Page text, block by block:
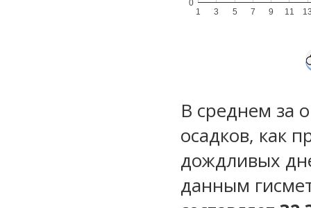
1 3 5 7 9 11
0
В среднем за
осадков, как
дождливых
данным